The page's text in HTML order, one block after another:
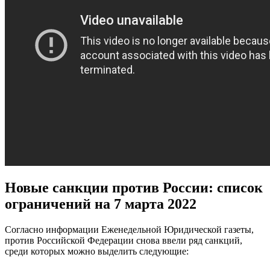
Новые санкции против России: список
ограничений на 7 марта 2022
Согласно информации Еженедельной Юридической газеты,
против Российской Федерации снова ввели ряд санкций,
среди которых можно выделить следующие: